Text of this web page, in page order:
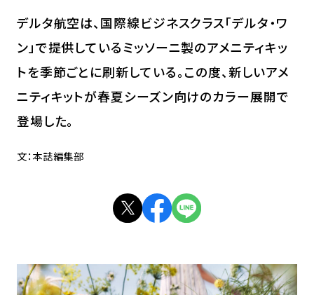
デルタ航空は、国際線ビジネスクラス「デルタ・ワ
ン」で提供しているミッソーニ製のアメニティキッ
トを季節ごとに刷新している。この度、新しいアメ
ニティキットが春夏シーズン向けのカラー展開で
登場した。
文：本誌編集部